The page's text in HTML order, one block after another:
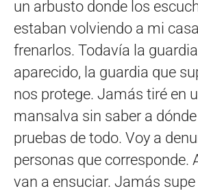
un arbusto donde los
estaban volviendo a mi
frenarlos. Todavía la
aparecido, la guardia que
nos protege. Jamás tiré en
mansalva sin saber a
pruebas de todo. Voy a
personas que corresponde.
van a ensuciar. Jamás supe